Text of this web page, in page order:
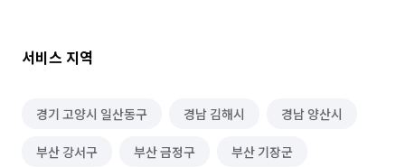
서비스 지역
경기 고양시 일산동구 경남 김해시 경남 양산시
부산 강서구 부산 금정구 부산 기장군